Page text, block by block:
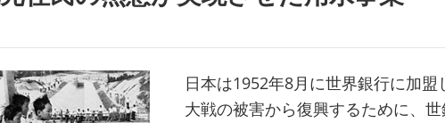
日本は1952年8月に世界銀行に加盟
大戦の被害から復興するために、